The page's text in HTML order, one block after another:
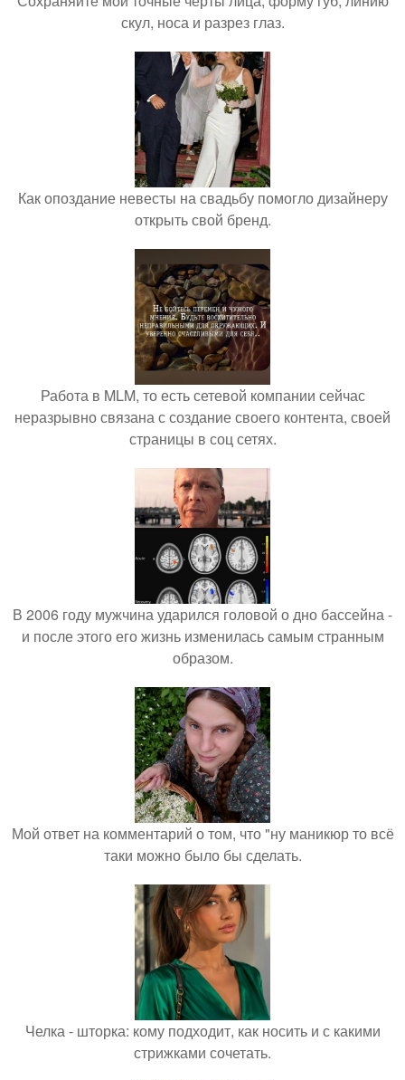
скул, носа и разрез глаз.
Как опоздание невесты на свадьбу помогло дизайнеру
открыть свой бренд.
Работа в MLM, то есть сетевой компании сейчас
неразрывно связана с создание своего контента, своей
страницы в соц сетях.
В 2006 году мужчина ударился головой о дно бассейна -
и после этого его жизнь изменилась самым странным
образом.
Мой ответ на комментарий о том, что "ну маникюр то всё
таки можно было бы сделать.
Челка - шторка: кому подходит, как носить и с какими
стрижками сочетать.